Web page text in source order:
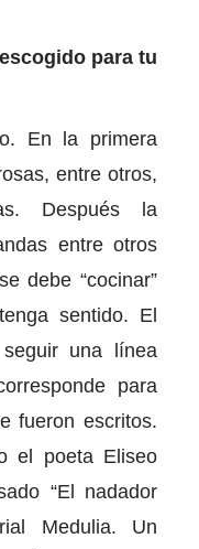
para tu
En la primera
entre otros,
Después la
entre otros
debe “cocinar”
sentido. El
una línea
para
fueron escritos.
el poeta Eliseo
“El nadador
Medulia. Un